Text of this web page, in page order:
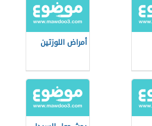
أمراض اللوزتين